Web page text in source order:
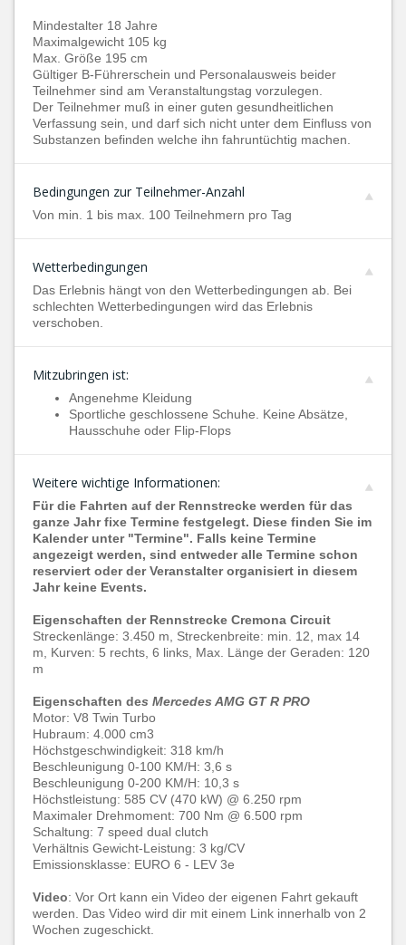
Mindestalter 18 Jahre
Maximalgewicht 105 kg
Max. Größe 195 cm
Gültiger B-Führerschein und Personalausweis beider
Teilnehmer sind am Veranstaltungstag vorzulegen.
Der Teilnehmer muß in einer guten gesundheitlichen
Verfassung sein, und darf sich nicht unter dem Einfluss von
Substanzen befinden welche ihn fahruntüchtig machen.
Bedingungen zur Teilnehmer-Anzahl
Von min. 1 bis max. 100 Teilnehmern pro Tag
Wetterbedingungen
Das Erlebnis hängt von den Wetterbedingungen ab. Bei
schlechten Wetterbedingungen wird das Erlebnis
verschoben.
Mitzubringen ist:
Angenehme Kleidung
Sportliche geschlossene Schuhe. Keine Absätze,
Hausschuhe oder Flip-Flops
Weitere wichtige Informationen:
Für die Fahrten auf der Rennstrecke werden für das
ganze Jahr fixe Termine festgelegt. Diese finden Sie im
Kalender unter "Termine". Falls keine Termine
angezeigt werden, sind entweder alle Termine schon
reserviert oder der Veranstalter organisiert in diesem
Jahr keine Events.
Eigenschaften der Rennstrecke Cremona Circuit
Streckenlänge: 3.450 m, Streckenbreite: min. 12, max 14
m, Kurven: 5 rechts, 6 links, Max. Länge der Geraden: 120
m
Eigenschaften des Mercedes AMG GT R PRO
Motor: V8 Twin Turbo
Hubraum: 4.000 cm3
Höchstgeschwindigkeit: 318 km/h
Beschleunigung 0-100 KM/H: 3,6 s
Beschleunigung 0-200 KM/H: 10,3 s
Höchstleistung: 585 CV (470 kW) @ 6.250 rpm
Maximaler Drehmoment: 700 Nm @ 6.500 rpm
Schaltung: 7 speed dual clutch
Verhältnis Gewicht-Leistung: 3 kg/CV
Emissionsklasse: EURO 6 - LEV 3e
Video: Vor Ort kann ein Video der eigenen Fahrt gekauft
werden. Das Video wird dir mit einem Link innerhalb von 2
Wochen zugeschickt.